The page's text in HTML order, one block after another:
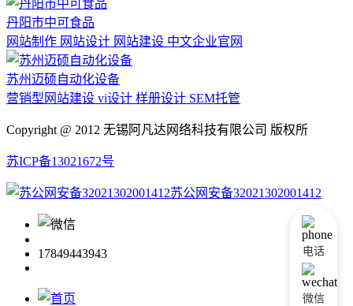
丹阳市中可食品
网站制作 网站设计 网站建设 中文企业官网
苏州迈硕自动化设备
营销型网站建设 vi设计 样册设计 SEM托管
Copyright @ 2012 无锡阿凡达网络科技有限公司 版权所
苏ICP备13021672号
苏公网安备32021302001412
17849443943 电话
微信